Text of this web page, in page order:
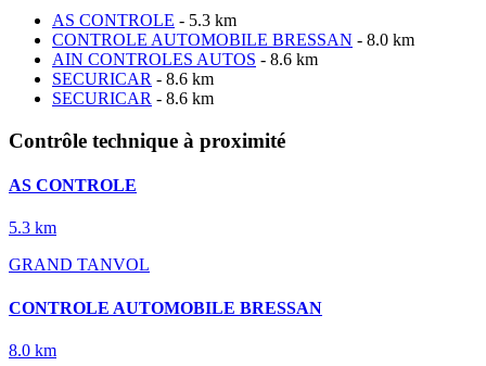
AS CONTROLE - 5.3 km
CONTROLE AUTOMOBILE BRESSAN - 8.0 km
AIN CONTROLES AUTOS - 8.6 km
SECURICAR - 8.6 km
SECURICAR - 8.6 km
Contrôle technique à proximité
AS CONTROLE
5.3 km
GRAND TANVOL
CONTROLE AUTOMOBILE BRESSAN
8.0 km